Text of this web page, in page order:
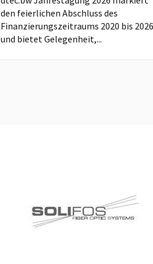
den feierlichen Abschluss des
Finanzierungszeitraums 2020 bis 2026
und bietet Gelegenheit,...